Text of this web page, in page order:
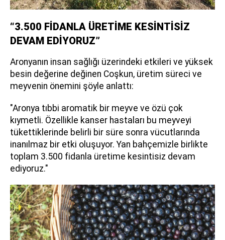
“3.500 FİDANLA ÜRETİME KESİNTİSİZ
DEVAM EDİYORUZ”
Aronyanın insan sağlığı üzerindeki etkileri ve yüksek
besin değerine değinen Coşkun, üretim süreci ve
meyvenin önemini şöyle anlattı:
"Aronya tıbbi aromatik bir meyve ve özü çok
kıymetli. Özellikle kanser hastaları bu meyveyi
tükettiklerinde belirli bir süre sonra vücutlarında
inanılmaz bir etki oluşuyor. Yan bahçemizle birlikte
toplam 3.500 fidanla üretime kesintisiz devam
ediyoruz."